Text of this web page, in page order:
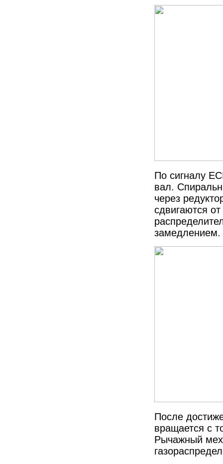
По сигналу
вал.
через
сдвигаются
замедлением.
После
вращается с
Рычажный